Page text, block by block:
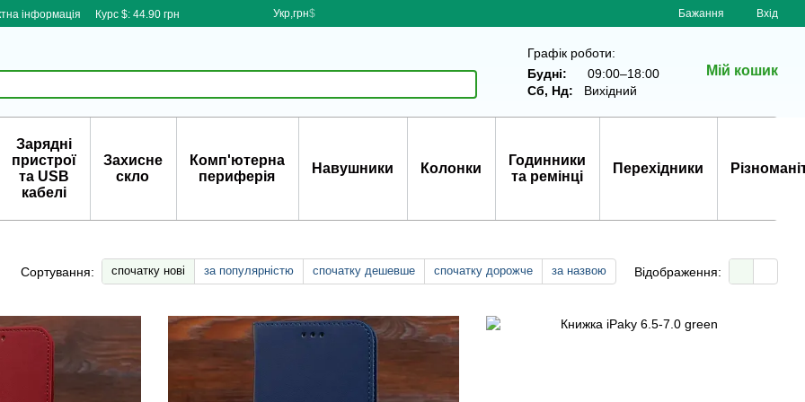
інформація Курс $: 44.90 грн Укр,грн$ Бажання Вхід
Графік роботи:
Будні:
09:00–18:00
Сб, Нд:
Вихідний
Мій кошик
Зарядні
пристрої
та USB
кабелі
Захисне
скло
Комп'ютерна
периферія
Навушники Колонки
Годинники
та ремінці
Перехідники
Сортування: спочатку нові за популярністю спочатку дешевше спочатку дорожче за назвою Відображення: